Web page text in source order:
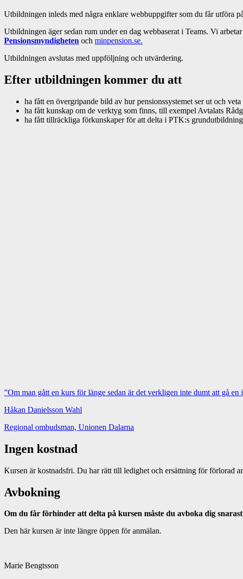
Utbildningen inleds med några enklare webbuppgifter som du får utföra
Utbildningen äger sedan rum under en dag webbaserat i Teams. Vi
Pensionsmyndigheten och minpension.se.
Utbildningen avslutas med uppföljning och utvärdering.
Efter utbildningen kommer du att
ha fått en övergripande bild av hur pensionssystemet ser ut och
ha fått kunskap om de verktyg som finns, till exempel Avtalats
ha fått tillräckliga förkunskaper för att delta i PTK:s
”Om man gått en kurs för länge sedan är det verkligen inte dumt att gå en
Håkan Danielsson Wahl
Regional ombudsman, Unionen Dalarna
Ingen kostnad
Kursen är kostnadsfri. Du har rätt till ledighet och ersättning för förlorad
Avbokning
Om du får förhinder att delta på kursen måste du avboka dig
Den här kursen är inte längre öppen för anmälan.
Marie Bengtsson